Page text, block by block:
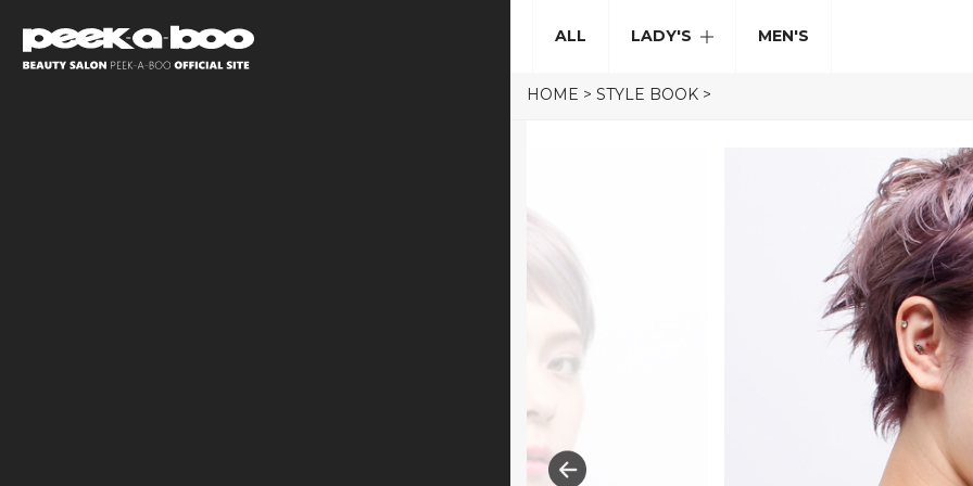
ALL LADY'S MEN'S
HOME >STYLE BOOK >